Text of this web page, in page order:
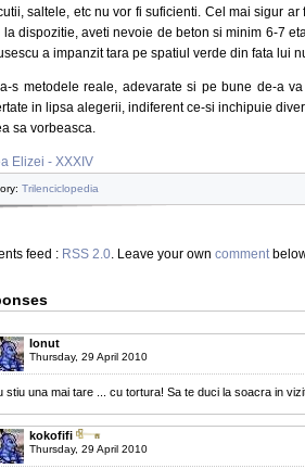
saltele, etc nu vor fi suficienti. Cel mai sigur
dispozitie, aveti nevoie de beton si minim 6-7
a impanzit tara pe spatiul verde din fata lui
s metodele reale, adevarate si pe bune de-a
in lipsa alegerii, indiferent ce-si inchipuie
sa vorbeasca.
Elizei - XXXIV
Trilenciclopedia
feed : RSS 2.0 . Leave your own comment
Ionut
Thursday, 29 April 2010
stiu una mai tare ... cu tortura! Sa te duci la soacra in
kokofifi
Thursday, 29 April 2010